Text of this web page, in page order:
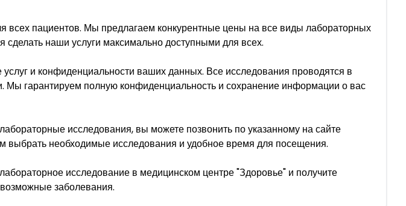
всех пациентов. Мы предлагаем конкурентные цены на все виды лабораторных
наши услуги максимально доступными для всех.
и конфиденциальности ваших данных. Все исследования проводятся в
Мы гарантируем полную конфиденциальность и сохранение информации о вас
исследования, вы можете позвонить по указанному на сайте
необходимые исследования и удобное время для посещения.
исследование в медицинском центре "Здоровье" и получите
заболевания.